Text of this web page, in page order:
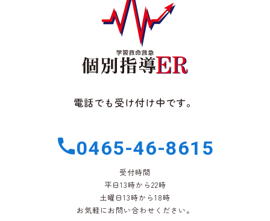
電話でも受け付け中です。
0465-46-8615
受付時間
平日13時から22時
土曜日13時から18時
お気軽にお問い合わせください。